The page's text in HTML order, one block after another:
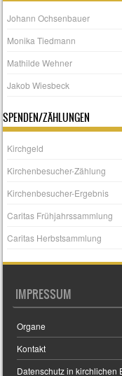
Johann Ochsenbauer
Monika Tiedmann
Mathilde Wehner
Jakob Wiesbeck
SPENDEN/ZÄHLUNGEN
Kirchgeld
Kirchenbesucher-Zählung
Kirchenbesucher-Ergebnis
Caritas Frühjahrssammlung
Caritas Herbstsammlung
IMPRESSUM
Organe
Kontakt
Datenschutz in kirchlichen